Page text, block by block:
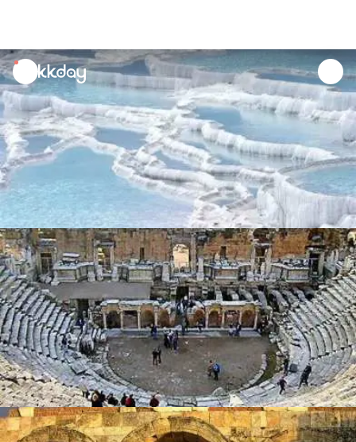
unread
notifications